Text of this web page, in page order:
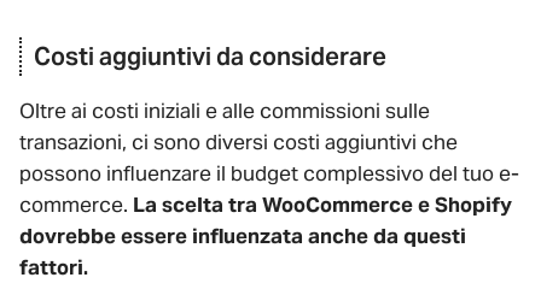
Costi aggiuntivi da considerare
Oltre ai costi iniziali e alle commissioni sulle
transazioni, ci sono diversi costi aggiuntivi che
possono influenzare il budget complessivo del tuo e-
commerce. La scelta tra WooCommerce e Shopify
dovrebbe essere influenzata anche da questi
fattori.